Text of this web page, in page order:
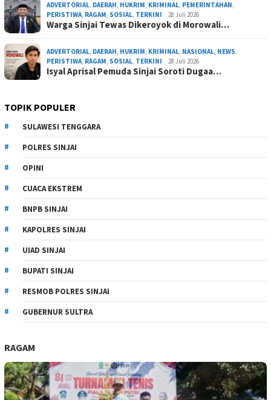
ADVERTORIAL, DAERAH, HUKRIM, KRIMINAL, PEMERINTAHAN,
PERISTIWA, RAGAM, SOSIAL, TERKINI 28 Juli 2026
Warga Sinjai Tewas Dikeroyok di Morowali…
ADVERTORIAL, DAERAH, HUKRIM, KRIMINAL, NASIONAL, NEWS,
PERISTIWA, RAGAM, SOSIAL, TERKINI 28 Juli 2026
Isyal Aprisal Pemuda Sinjai Soroti Dugaa…
TOPIK POPULER
SULAWESI TENGGARA
POLRES SINJAI
OPINI
CUACA EKSTREM
BNPB SINJAI
KAPOLRES SINJAI
UIAD SINJAI
BUPATI SINJAI
RESMOB POLRES SINJAI
GUBERNUR SULTRA
RAGAM